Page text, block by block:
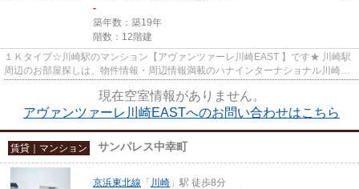
-
築年数：築19年
階数：12階建
１Ｋタイプ☆川崎駅のマンション【アヴァンツァーレ川崎EAST 】です★ 川崎駅
周辺のお部屋探しは、物件情報・周辺情報満載のハナインターナショナル川崎駅
現在空室情報がありません。
アヴァンツァーレ川崎EASTへのお問い合わせはこちら
賃貸｜マンション サンパレス中幸町
京浜東北線 「 川崎 」駅 徒歩8分